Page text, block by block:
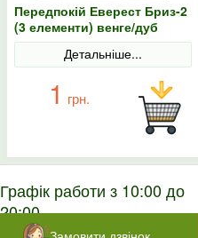
Передпокій Еверест Бриз-2
(3 елементи) венге/дуб
молочний
Детальніше...
1 грн.
Графік работи з 10:00 до
20:00